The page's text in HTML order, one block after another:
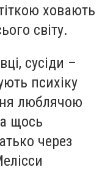
ховають
світу.
сусіди –
психіку
люблячою
щось
через